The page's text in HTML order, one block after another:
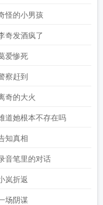
怪的小男孩
奇发酒疯了
爱惨死
察赶到
奇的大火
道她根本不存在吗
知真相
音笔里的对话
岚折返
场阴谋